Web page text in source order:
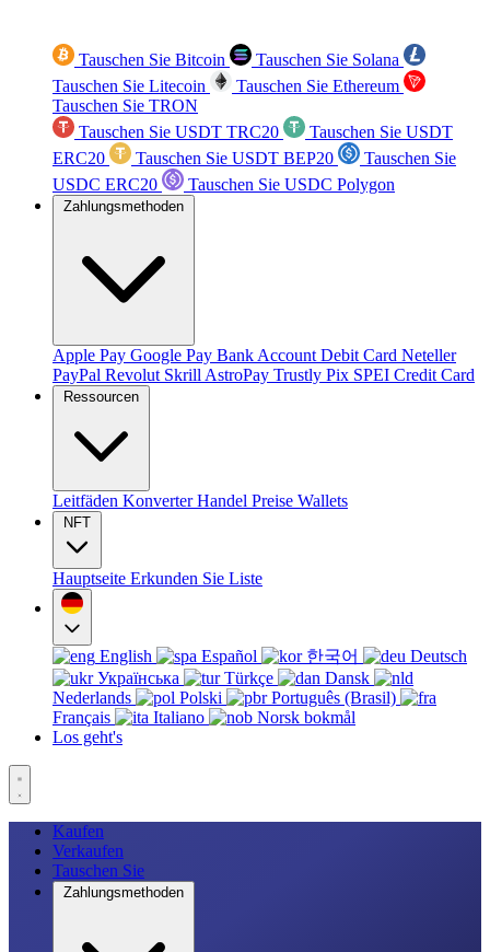
Tauschen Sie Bitcoin
Tauschen Sie Solana
Tauschen Sie Litecoin
Tauschen Sie Ethereum
Tauschen Sie TRON
Tauschen Sie USDT TRC20
Tauschen Sie USDT
ERC20
Tauschen Sie USDT BEP20
Tauschen Sie
USDC ERC20
Tauschen Sie USDC Polygon
Zahlungsmethoden
Apple Pay Google Pay Bank Account Debit Card Neteller
PayPal Revolut Skrill AstroPay Trustly Pix SPEI Credit Card
Ressourcen
Leitfäden KonverterHandel Preise Wallets
NFT
Hauptseite Erkunden Sie Liste
English Español 한국어
Deutsch
Українська
Türkçe
Dansk
Nederlands
Polski
Português (Brasil)
Français
Italiano
Norsk bokmål
Los geht's
Kaufen
Verkaufen
Tauschen Sie
Zahlungsmethoden